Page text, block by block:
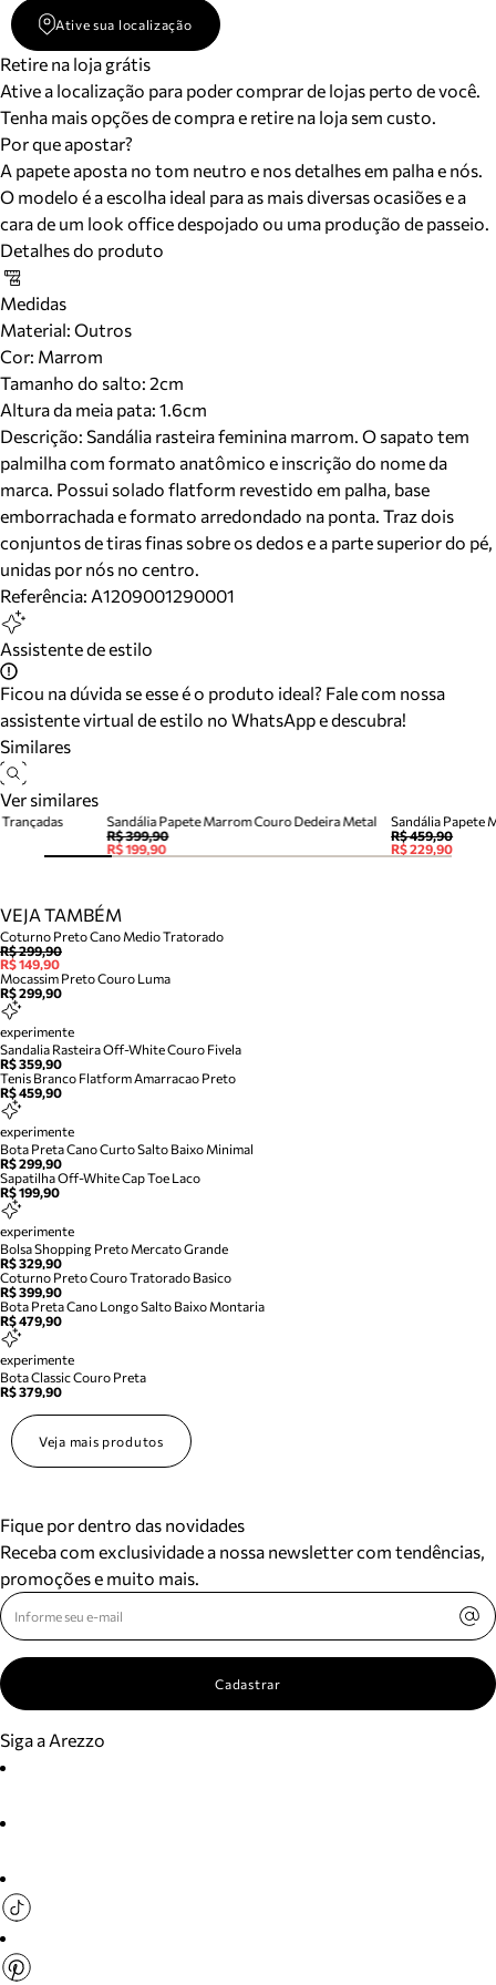
Ative sua localização
Retire na loja grátis
Ative a localização para poder comprar de lojas perto de você.
Tenha mais opções de compra e retire na loja sem custo.
Por que apostar?
A papete aposta no tom neutro e nos detalhes em palha e nós.
O modelo é a escolha ideal para as mais diversas ocasiões e a
cara de um look office despojado ou uma produção de passeio.
Detalhes do produto
Medidas
Material: Outros
Cor: Marrom
Tamanho do salto: 2cm
Altura da meia pata: 1.6cm
Descrição: Sandália rasteira feminina marrom. O sapato tem
palmilha com formato anatômico e inscrição do nome da
marca. Possui solado flatform revestido em palha, base
emborrachada e formato arredondado na ponta. Traz dois
conjuntos de tiras finas sobre os dedos e a parte superior do pé,
unidas por nós no centro.
Referência: A1209001290001
Assistente de estilo
Ficou na dúvida se esse é o produto ideal? Fale com nossa
assistente virtual de estilo no WhatsApp e descubra!
Similares
Ver similares
Sandália Papete Marrom Couro Dedeira Metal
R$ 399,90
R$ 199,90
Sandália Papete
R$ 459,90
R$ 229,90
VEJA TAMBÉM
Coturno Preto Cano Medio Tratorado
R$ 299,90
R$ 149,90
Mocassim Preto Couro Luma
R$ 299,90
experimente
Sandalia Rasteira Off-White Couro Fivela
R$ 359,90
Tenis Branco Flatform Amarracao Preto
R$ 459,90
experimente
Bota Preta Cano Curto Salto Baixo Minimal
R$ 299,90
Sapatilha Off-White Cap Toe Laco
R$ 199,90
experimente
Bolsa Shopping Preto Mercato Grande
R$ 329,90
Coturno Preto Couro Tratorado Basico
R$ 399,90
Bota Preta Cano Longo Salto Baixo Montaria
R$ 479,90
experimente
Bota Classic Couro Preta
R$ 379,90
Veja mais produtos
Fique por dentro das novidades
Receba com exclusividade a nossa newsletter com tendências,
promoções e muito mais.
Cadastrar
Siga a Arezzo